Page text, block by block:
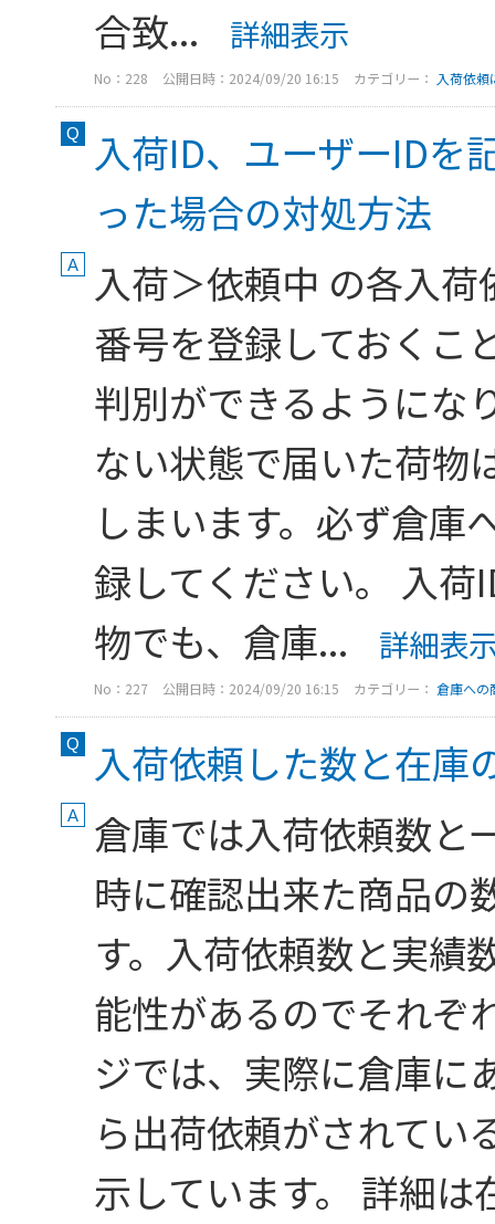
合致...
詳細表示
No：228 公開日時：2024/09/20 16:15 カテゴリー： 入荷依頼
入荷ID、ユーザーIDを
った場合の対処方法
入荷＞依頼中 の各入
番号を登録しておくこ
判別ができるようにな
ない状態で届いた荷物
しまいます。必ず倉庫
録してください。 入
物でも、倉庫...
詳細表
No：227 公開日時：2024/09/20 16:15 カテゴリー： 倉庫への
入荷依頼した数と在庫
倉庫では入荷依頼数と
時に確認出来た商品の
す。入荷依頼数と実績
能性があるのでそれぞ
ジでは、実際に倉庫に
ら出荷依頼がされてい
示しています。 詳細は